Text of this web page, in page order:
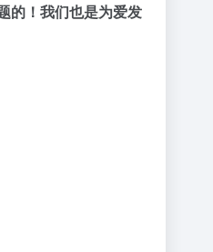
的！我们也是为爱发